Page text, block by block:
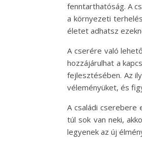
fenntarthatóság. A
a környezeti
életet adhatsz
A cserére való
hozzájárulhat a
fejlesztésében. Az
véleményüket, és
A családi cserebere
túl sok van neki,
legyenek az új